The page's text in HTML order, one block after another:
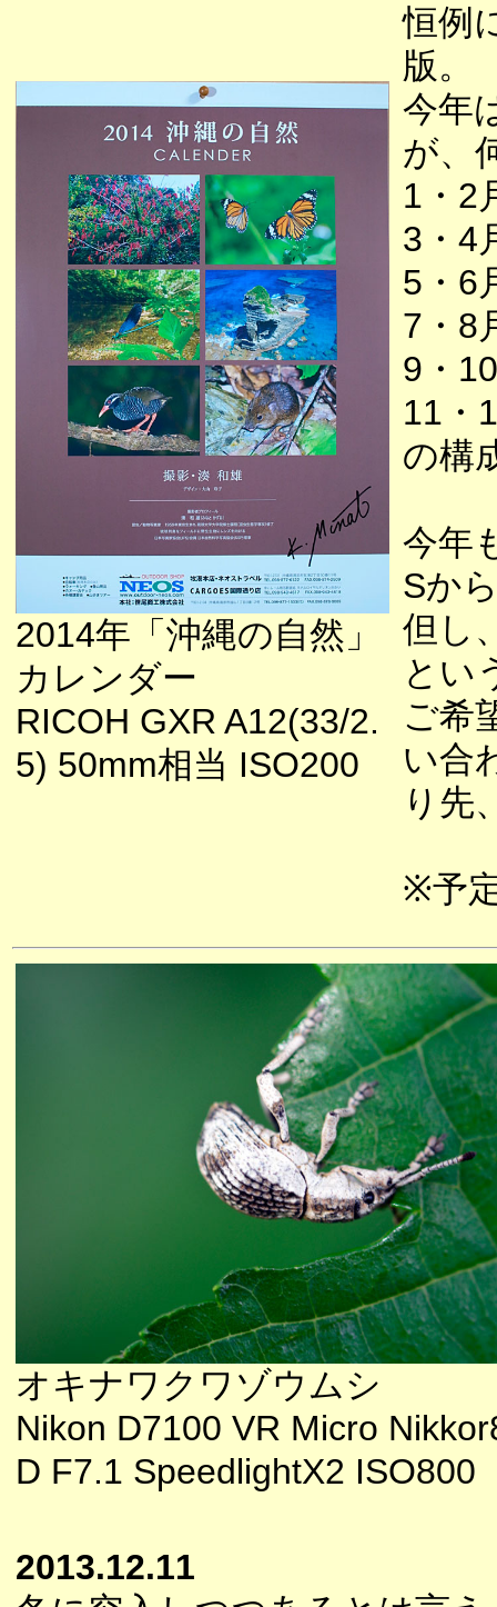
2014年「沖縄の自然」
カレンダー
RICOH GXR A12(33/2.
5) 50mm相当 ISO200
恒例
版。
今年
が、
1・2
3・4
5・6
7・8
9・
11・
の構
今年
Sか
但し
とい
ご希
い合
り先
※予
オキナワクワゾウムシ
Nikon D7100 VR Micro
D F7.1 SpeedlightX2 ISO800
2013.12.11